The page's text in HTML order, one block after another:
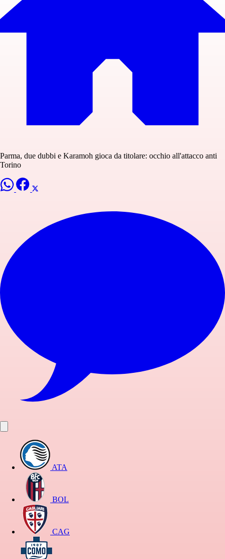
Parma, due dubbi e Karamoh gioca da titolare: occhio all'attacco anti
Torino
ATA
BOL
CAG